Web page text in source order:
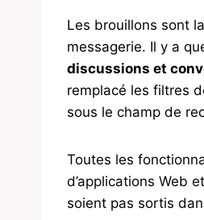
Les brouillons sont
messagerie. Il y a
discussions et
remplacé les filtres
sous le champ de
Toutes les
d’applications Web
soient pas sortis